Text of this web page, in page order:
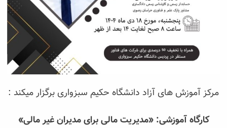
مرکز آموزش های آزاد دانشگاه حکیم سبزواری برگزار میکند :
کارگاه آموزشی: «مدیریت مالی برای مدیران غیر مالی»